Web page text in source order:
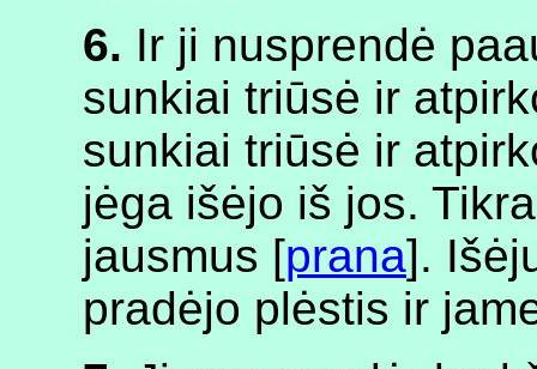
6. Ir ji nusprendė
sunkiai triūsė ir
sunkiai triūsė ir
jėga išėjo iš jos.
jausmus [prana].
pradėjo plėstis ir